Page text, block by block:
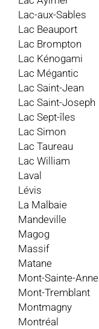
Lac-aux-Sables
Lac Beauport
Lac Brompton
Lac Kénogami
Lac Mégantic
Lac Saint-Jean
Lac Saint-Joseph
Lac Sept-îles
Lac Simon
Lac Taureau
Lac William
Laval
Lévis
La Malbaie
Mandeville
Magog
Massif
Matane
Mont-Sainte-Anne
Mont-Tremblant
Montmagny
Montréal